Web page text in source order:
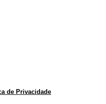
de Privacidade